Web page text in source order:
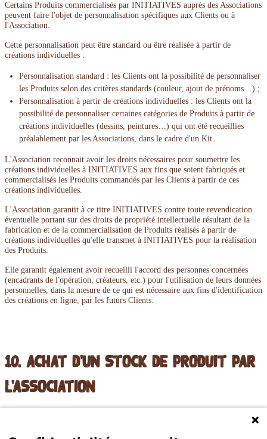
Certains Produits commercialisés par INITIATIVES auprès des Associations
peuvent faire l'objet de personnalisation spécifiques aux Clients ou à
l'Association.
Cette personnalisation peut être standard ou être réalisée à partir de
créations individuelles :
Personnalisation standard : les Clients ont la possibilité de personnaliser
les Produits selon des critères standards (couleur, ajout de prénoms…) ;
Personnalisation à partir de créations individuelles : les Clients ont la
possibilité de personnaliser certaines catégories de Produits à partir de
créations individuelles (dessins, peintures…) qui ont été recueillies
préalablement par les Associations, dans le cadre d'un Kit.
L'Association reconnait avoir les droits nécessaires pour soumettre les
créations individuelles à INITIATIVES aux fins que soient fabriqués et
commercialisés les Produits commandés par les Clients à partir de ces
créations individuelles.
L'Association garantit à ce titre INITIATIVES contre toute revendication
éventuelle portant sur des droits de propriété intellectuelle résultant de la
fabrication et de la commercialisation de Produits réalisés à partir de
créations individuelles qu'elle transmet à INITIATIVES pour la réalisation
des Produits.
Elle garantit également avoir recueilli l'accord des personnes concernées
(encadrants de l'opération, créateurs, etc.) pour l'utilisation de leurs données
personnelles, dans la mesure de ce qui est nécessaire aux fins d'identification
des créations en ligne, par les futurs Clients.
10. Achat d'un stock de produit par
l'association